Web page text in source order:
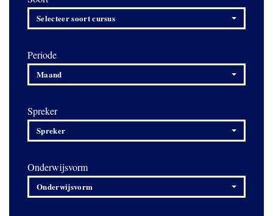
Selecteer soort cursus
Periode
Maand
Spreker
Spreker
Onderwijsvorm
Onderwijsvorm